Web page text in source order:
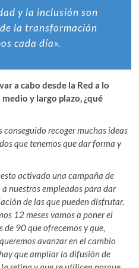
y la inclusión son
la transformación
cada día».
a cabo desde la Red a lo
y largo plazo, ¿qué
recoger muchas ideas
que tenemos que dar forma y
activado una campaña de
nuestros empleados para dar
de las que pueden disfrutar.
12 meses vamos a poner el
90 que ofrecemos y que,
avanzar en el cambio
que ampliar la difusión de